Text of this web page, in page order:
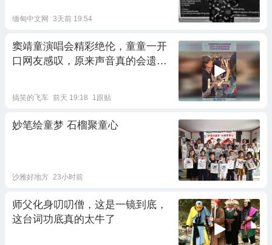
缅甸中文网 3天前 19:54
窦靖童演唱会精彩绝伦，童童一开
口网友感叹，原来声音真的会遗
搞笑的飞车 前天 19:18 1跟贴
妙笔绘童梦 石榴聚童心
沙雅好地方 23小时前
师父化身叨叨僧，这是一镜到底，
这台词功底真的太牛了